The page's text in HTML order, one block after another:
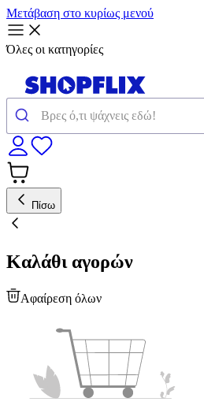
Μετάβαση στο κυρίως μενού
Όλες οι κατηγορίες
Πίσω
Καλάθι αγορών
Αφαίρεση όλων